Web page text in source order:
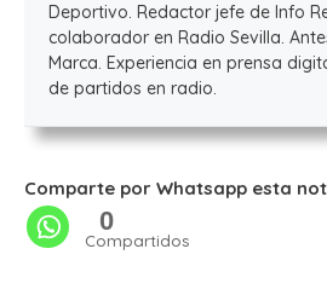
Deportivo. Redactor jefe de Info
colaborador en Radio Sevilla.
Marca. Experiencia en prensa
de partidos en radio.
Comparte por Whatsapp esta
0
Compartidos